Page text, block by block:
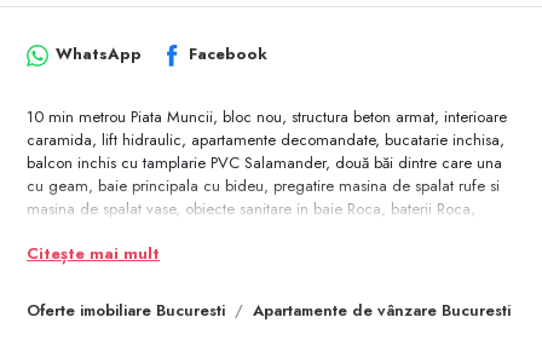
Oferte imobiliare Bucuresti Apartamente de vânzare Bucuresti
WhatsApp Facebook
10 min metrou Piata Muncii, bloc nou, structura beton armat, interioare
caramida, lift hidraulic, apartamente decomandate, bucatarie inchisa,
balcon inchis cu tamplarie PVC Salamander, două băi dintre care una
cu geam, baie principala cu bideu, pregatire masina de spalat rufe si
masina de spalat vase, obiecte sanitare in baie Roca, baterii Roca,
cu boiler incorporat, interfon video, finisaje calitate superioara,
16, usi interior import Grecia, contorizate individual,
Citește mai mult